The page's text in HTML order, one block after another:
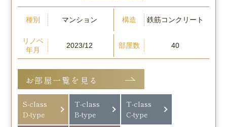
種別 マンション 構造 鉄筋コンクリート
リノベ
年月
2023/12 部屋数 40
お部屋一覧を見る
S-class
D-type
T-class
B-type
T-class
C-type